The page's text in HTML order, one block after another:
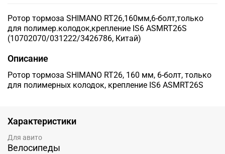
Ротор тормоза SHIMANO RT26,160мм,6-болт,только
для полимер.колодок,крепление IS6 ASMRT26S
(10702070/031222/3426786, Китай)
Описание
Ротор тормоза SHIMANO RT26, 160 мм, 6-болт, только
для полимерных колодок, крепление IS6 ASMRT26S
Характеристики
Для авито
Велосипеды